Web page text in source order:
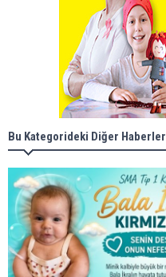
Bu Kategorideki Diğer Haberler